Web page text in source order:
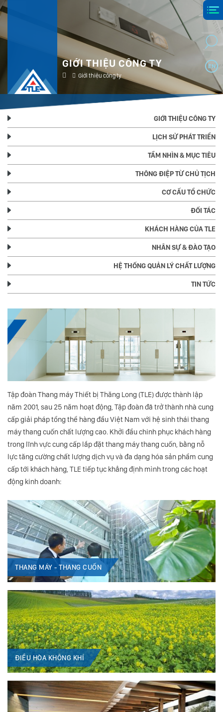
EN
GIỚI THIỆU CÔNG TY
Giới thiệu công ty
GIỚI THIỆU CÔNG TY
LỊCH SỬ PHÁT TRIỂN
TẦM NHÌN & MỤC TIÊU
THÔNG ĐIỆP TỪ CHỦ TỊCH
CƠ CẤU TỔ CHỨC
ĐỐI TÁC
KHÁCH HÀNG CỦA TLE
NHÂN SỰ & ĐÀO TẠO
HỆ THỐNG QUẢN LÝ CHẤT LƯỢNG
TIN TỨC
Tập đoàn Thang máy Thiết bị Thăng Long (TLE) được thành lập
năm 2001, sau 25 năm hoạt động, Tập đoàn đã trở thành nhà cung
cấp giải pháp tổng thể hàng đầu Việt Nam với hệ sinh thái thang
máy thang cuốn chất lượng cao. Khởi đầu chinh phục khách hàng
trong lĩnh vực cung cấp lắp đặt thang máy thang cuốn, bằng nỗ
lực tăng cường chất lượng dịch vụ và đa dạng hóa sản phẩm cung
cấp tới khách hàng, TLE tiếp tục khẳng định mình trong các hoạt
động kinh doanh:
THANG MÁY - THANG CUỐN
ĐIỀU HÒA KHÔNG KHÍ